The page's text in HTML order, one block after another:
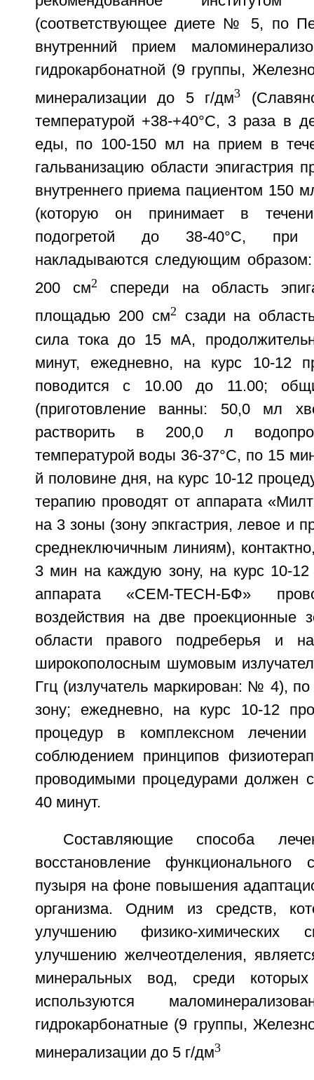
(соответствующее диете № 5, по
внутренний прием
гидрокарбонатной (9 группы,
минерализации до 5 г/дм3
температурой +38-+40°С, 3 раза в
еды, по 100-150 мл на прием в
гальванизацию области эпигастрия
внутреннего приема пациентом 150
(которую он принимает в
подогретой до 38-40°С, при
накладываются следующим
200 см2
спереди на область
площадью 200 см2
сзади на
сила тока до 15 мА,
минут, ежедневно, на курс 10-12
поводится с 10.00 до 11.00;
(приготовление ванны: 50,0 мл
растворить в 200,0 л
температурой воды 36-37°С, по 15
й половине дня, на курс 10-12
терапию проводят от аппарата
на 3 зоны (зону эпкгастрия, левое и
среднеключичным линиям),
3 мин на каждую зону, на курс 10-
аппарата «СЕМ-ТЕСН-БФ»
воздействия на две
области правого подреберья и
широкополосным шумовым
Ггц (излучатель маркирован: № 4),
зону; ежедневно, на курс 10-12
процедур в комплексном
соблюдением принципов
проводимыми процедурами должен
40 минут.
Составляющие способа
восстановление функционального
пузыря на фоне повышения
организма. Одним из средств,
улучшению физико-
улучшению желчеотделения,
минеральных вод, среди
используются
гидрокарбонатные (9 группы,
минерализации до 5 г/дм3